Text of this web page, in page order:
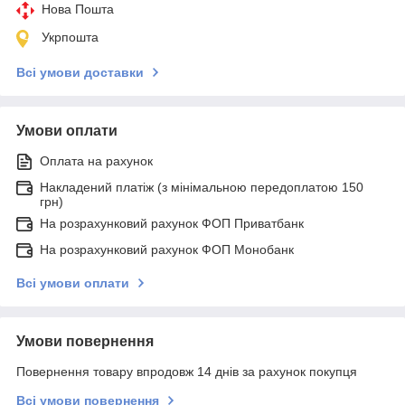
Нова Пошта
Укрпошта
Всі умови доставки
Умови оплати
Оплата на рахунок
Накладений платіж (з мінімальною передоплатою 150
грн)
На розрахунковий рахунок ФОП Приватбанк
На розрахунковий рахунок ФОП Монобанк
Всі умови оплати
Умови повернення
Повернення товару впродовж 14 днів за рахунок покупця
Всі умови повернення